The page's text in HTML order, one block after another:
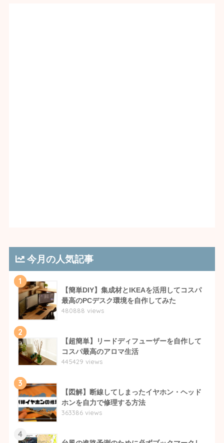
今月の人気記事
1
【簡単DIY】集成材とIKEAを活用してコスパ
最高のPCデスク環境を自作してみた
480888 views
2
【超簡単】リードディフューザーを自作して
コスパ最高のアロマ生活
445429 views
3
【図解】断線してしまったイヤホン・ヘッド
ホンを自力で修理する方法
363386 views
4